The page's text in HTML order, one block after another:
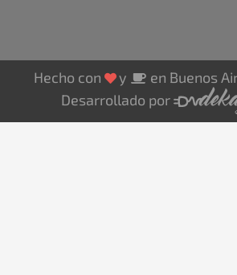
Hecho con y
en Buenos
Desarrollado por